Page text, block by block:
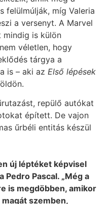
felülmúlják, míg Valeria
a versenyt. A Marvel
mindig is külön
véletlen, hogy
tárgya a
is – aki az Első lépések
repülő autókat
épített. De vajon
űrbéli entitás készül
új léptéket képvisel
Pedro Pascal. „Még a
is megdöbben, amikor
szemben,